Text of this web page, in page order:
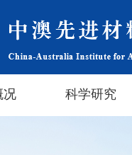
况 科学研究